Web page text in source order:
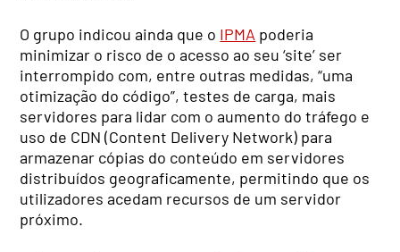
O grupo indicou ainda que o IPMA poderia
minimizar o risco de o acesso ao seu ‘site’ ser
interrompido com, entre outras medidas, “uma
otimização do código”, testes de carga, mais
servidores para lidar com o aumento do tráfego e
uso de CDN (Content Delivery Network) para
armazenar cópias do conteúdo em servidores
distribuídos geograficamente, permitindo que os
utilizadores acedam recursos de um servidor
próximo.